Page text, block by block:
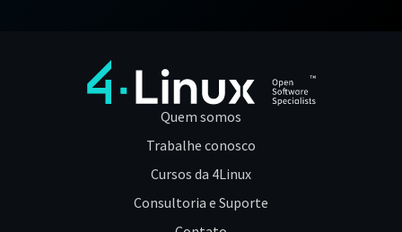
Quem somos
Trabalhe conosco
Cursos da 4Linux
Consultoria e Suporte